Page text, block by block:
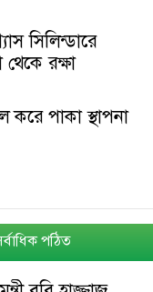
সিলিন্ডারে
রক্ষা
পাকা স্থাপনা
পঠিত